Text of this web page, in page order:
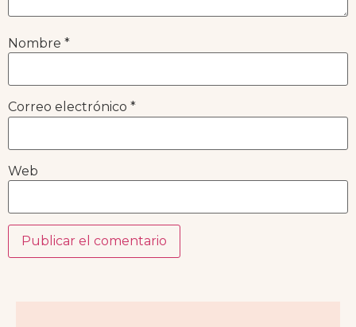
Nombre *
Correo electrónico *
Web